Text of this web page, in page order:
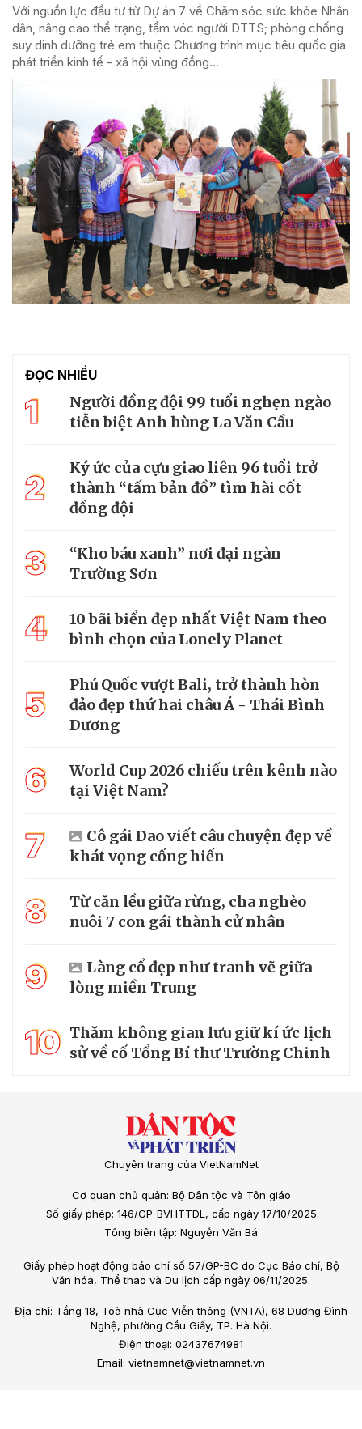
Với nguồn lực đầu tư từ Dự án 7 về Chăm sóc sức khỏe Nhân
dân, nâng cao thể trạng, tầm vóc người DTTS; phòng chống
suy dinh dưỡng trẻ em thuộc Chương trình mục tiêu quốc gia
phát triển kinh tế - xã hội vùng đồng...
ĐỌC NHIỀU
1
Người đồng đội 99 tuổi nghẹn ngào
tiễn biệt Anh hùng La Văn Cầu
2
Ký ức của cựu giao liên 96 tuổi trở
thành “tấm bản đồ” tìm hài cốt
đồng đội
3
“Kho báu xanh” nơi đại ngàn
Trường Sơn
4
10 bãi biển đẹp nhất Việt Nam theo
bình chọn của Lonely Planet
5
Phú Quốc vượt Bali, trở thành hòn
đảo đẹp thứ hai châu Á - Thái Bình
Dương
6
World Cup 2026 chiếu trên kênh nào
tại Việt Nam?
7
Cô gái Dao viết câu chuyện đẹp về
khát vọng cống hiến
8
Từ căn lều giữa rừng, cha nghèo
nuôi 7 con gái thành cử nhân
9
Làng cổ đẹp như tranh vẽ giữa
lòng miền Trung
10 Thăm không gian lưu giữ kí ức lịch
sử về cố Tổng Bí thư Trường Chinh
Chuyên trang của VietNamNet
Cơ quan chủ quản: Bộ Dân tộc và Tôn giáo
Số giấy phép: 146/GP-BVHTTDL, cấp ngày 17/10/2025
Tổng biên tập: Nguyễn Văn Bá
Giấy phép hoạt động báo chí số 57/GP-BC do Cục Báo chí, Bộ
Văn hóa, Thể thao và Du lịch cấp ngày 06/11/2025.
Địa chỉ: Tầng 18, Toà nhà Cục Viễn thông (VNTA), 68 Dương Đình
Nghệ, phường Cầu Giấy, TP. Hà Nội.
Điện thoại: 02437674981
Email: vietnamnet@vietnamnet.vn